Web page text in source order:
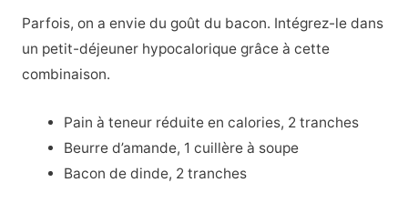
Parfois, on a envie du goût du bacon. Intégrez-le dans
un petit-déjeuner hypocalorique grâce à cette
combinaison.
Pain à teneur réduite en calories, 2 tranches
Beurre d’amande, 1 cuillère à soupe
Bacon de dinde, 2 tranches